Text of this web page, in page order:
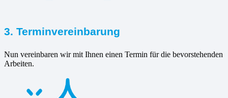
3. Terminvereinbarung
Nun vereinbaren wir mit Ihnen einen Termin für die bevorstehenden
Arbeiten.